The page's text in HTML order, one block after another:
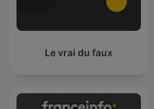
Le vrai du faux